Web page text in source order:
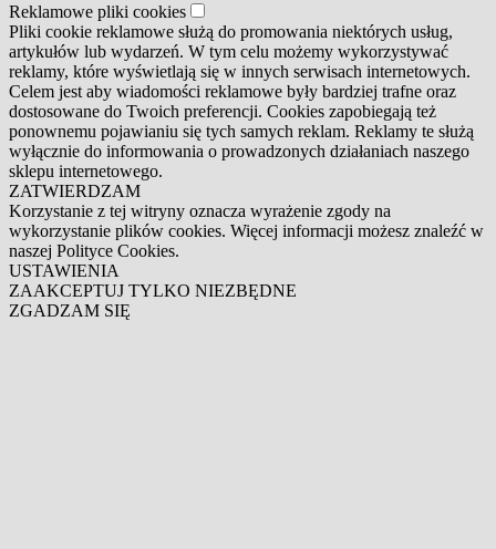
Reklamowe pliki cookies
Pliki cookie reklamowe służą do promowania niektórych usług,
artykułów lub wydarzeń. W tym celu możemy wykorzystywać
reklamy, które wyświetlają się w innych serwisach internetowych.
Celem jest aby wiadomości reklamowe były bardziej trafne oraz
dostosowane do Twoich preferencji. Cookies zapobiegają też
ponownemu pojawianiu się tych samych reklam. Reklamy te służą
wyłącznie do informowania o prowadzonych działaniach naszego
sklepu internetowego.
ZATWIERDZAM
Korzystanie z tej witryny oznacza wyrażenie zgody na
wykorzystanie plików cookies. Więcej informacji możesz znaleźć w
naszej Polityce Cookies.
USTAWIENIA
ZAAKCEPTUJ TYLKO NIEZBĘDNE
ZGADZAM SIĘ